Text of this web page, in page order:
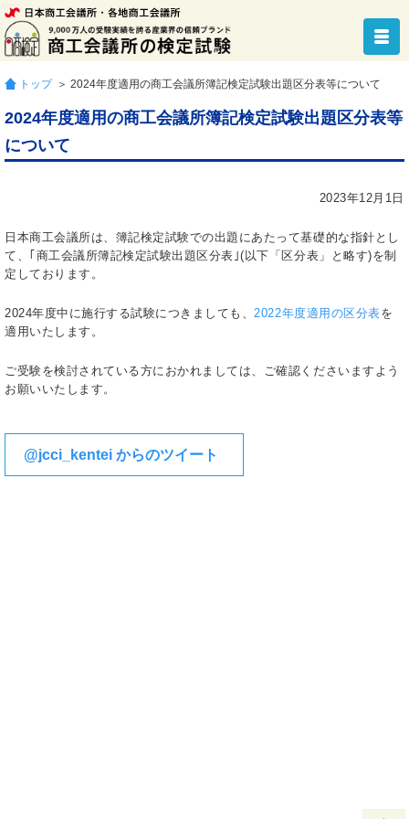
トップ ＞ 2024年度適用の商工会議所簿記検定試験出題区分表等について
2024年度適用の商工会議所簿記検定試験出題区分表等
について
2023年12月1日
日本商工会議所は、簿記検定試験での出題にあたって基礎的な指針とし
て、｢商工会議所簿記検定試験出題区分表｣(以下「区分表」と略す)を制
定しております。
2024年度中に施行する試験につきましても、2022年度適用の区分表を
適用いたします。
ご受験を検討されている方におかれましては、ご確認くださいますよう
お願いいたします。
@jcci_kentei からのツイート